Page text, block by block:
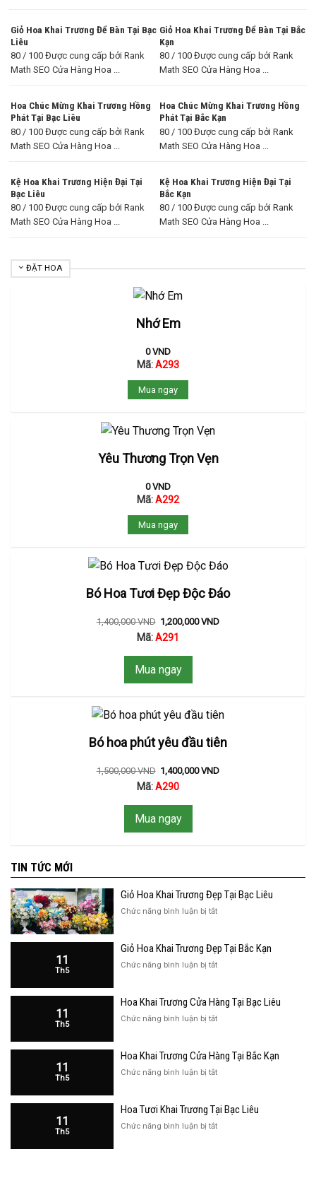
Giỏ Hoa Khai Trương Để Bàn Tại Bạc
Liêu
80 / 100 Được cung cấp bởi Rank
Math SEO Cửa Hàng Hoa ...
Giỏ Hoa Khai Trương Để Bàn Tại Bắc
Kạn
80 / 100 Được cung cấp bởi Rank
Math SEO Cửa Hàng Hoa ...
Hoa Chúc Mừng Khai Trương Hồng
Phát Tại Bạc Liêu
80 / 100 Được cung cấp bởi Rank
Math SEO Cửa Hàng Hoa ...
Hoa Chúc Mừng Khai Trương Hồng
Phát Tại Bắc Kạn
80 / 100 Được cung cấp bởi Rank
Math SEO Cửa Hàng Hoa ...
Kệ Hoa Khai Trương Hiện Đại Tại
Bạc Liêu
80 / 100 Được cung cấp bởi Rank
Math SEO Cửa Hàng Hoa ...
Kệ Hoa Khai Trương Hiện Đại Tại
Bắc Kạn
80 / 100 Được cung cấp bởi Rank
Math SEO Cửa Hàng Hoa ...
ĐẶT HOA
Nhớ Em
0VND
Mã:A293
Mua ngay
Yêu Thương Trọn Vẹn
0VND
Mã:A292
Mua ngay
Bó Hoa Tươi Đẹp Độc Đáo
1,400,000VND 1,200,000VND
Mã:A291
Mua ngay
Bó hoa phút yêu đầu tiên
1,500,000VND 1,400,000VND
Mã:A290
Mua ngay
TIN TỨC MỚI
Giỏ Hoa Khai Trương Đẹp Tại Bạc Liêu
Chức năng bình luận bị tắtở
Khai
Đẹp
Liêu
11
Th5
Giỏ Hoa Khai Trương Đẹp Tại Bắc Kạn
Chức năng bình luận bị tắtở
Khai
Đẹp
Kạn
11
Th5
Hoa Khai Trương Cửa Hàng Tại Bạc Liêu
Chức năng bình luận bị tắtở
Trương
Hàng
Liêu
11
Th5
Hoa Khai Trương Cửa Hàng Tại Bắc Kạn
Chức năng bình luận bị tắtở
Trương
Hàng
11
Th5
Hoa Tươi Khai Trương Tại Bạc Liêu
Chức năng bình luận bị tắtở